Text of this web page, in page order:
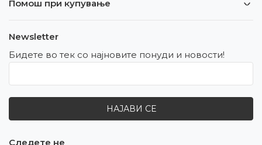
Помош при купување
Newsletter
Бидете во тек со најновите понуди и новости!
НАЈАВИ СЕ
Следете не